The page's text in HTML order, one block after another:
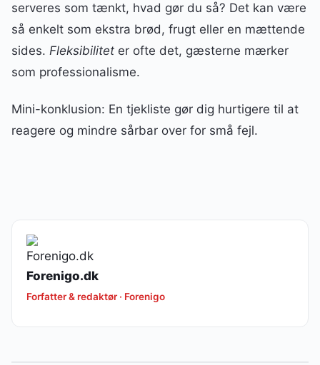
serveres som tænkt, hvad gør du så? Det kan være
så enkelt som ekstra brød, frugt eller en mættende
sides. Fleksibilitet er ofte det, gæsterne mærker
som professionalisme.
Mini-konklusion: En tjekliste gør dig hurtigere til at
reagere og mindre sårbar over for små fejl.
Forenigo.dk
Forfatter & redaktør · Forenigo